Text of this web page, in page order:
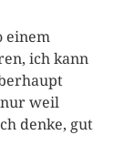
einem
ich kann
nur weil
denke, gut